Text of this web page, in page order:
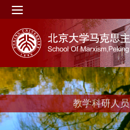
教学科研人员